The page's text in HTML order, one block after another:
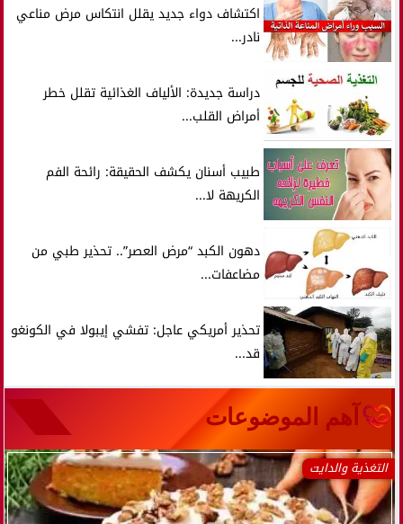
اكتشاف دواء جديد يقلل انتكاس مرض مناعي
نادر...
دراسة جديدة: الألياف الغذائية تقلل خطر
أمراض القلب...
طبيب أسنان يكشف الحقيقة: رائحة الفم
الكريهة لا...
دهون الكبد “مرض العصر”.. تحذير طبي من
مضاعفات...
تحذير أمريكي عاجل: تفشي إيبولا في الكونغو
قد...
آهم الموضوعات
التغذية والدايت